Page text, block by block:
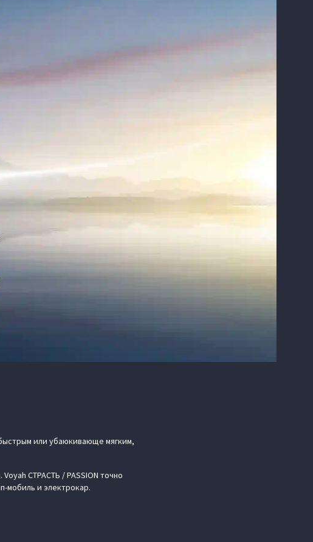
или убаюкивающе мягким,
СТРАСТЬ / PASSION точно
мобиль и электрокар.